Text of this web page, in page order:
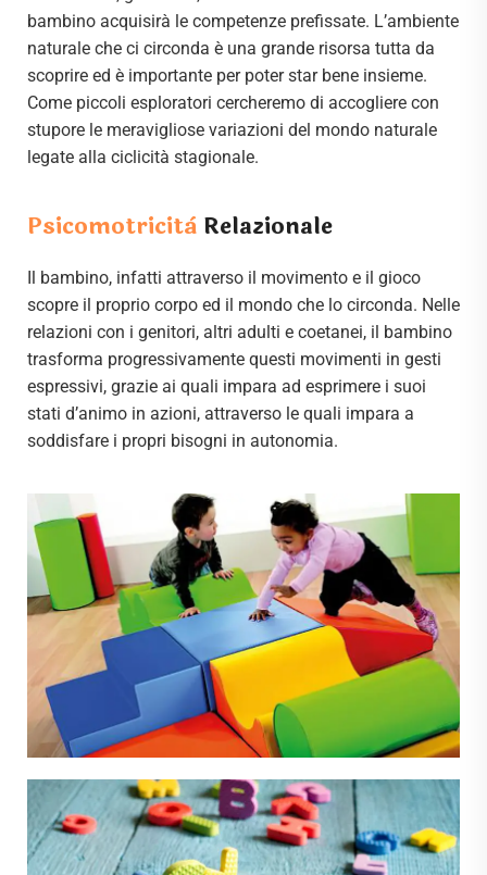
bambino acquisirà le competenze prefissate. L’ambiente
naturale che ci circonda è una grande risorsa tutta da
scoprire ed è importante per poter star bene insieme.
Come piccoli esploratori cercheremo di accogliere con
stupore le meravigliose variazioni del mondo naturale
legate alla ciclicità stagionale.
Psicomotricità Relazionale
Il bambino, infatti attraverso il movimento e il gioco
scopre il proprio corpo ed il mondo che lo circonda. Nelle
relazioni con i genitori, altri adulti e coetanei, il bambino
trasforma progressivamente questi movimenti in gesti
espressivi, grazie ai quali impara ad esprimere i suoi
stati d’animo in azioni, attraverso le quali impara a
soddisfare i propri bisogni in autonomia.